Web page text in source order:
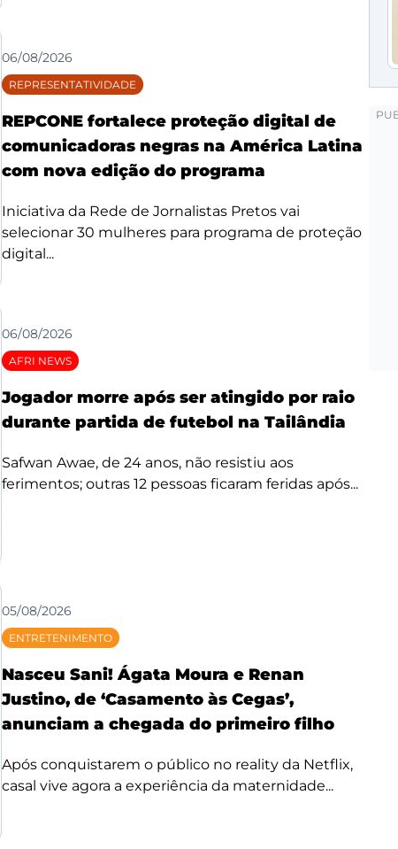
06/08/2026
REPRESENTATIVIDADE
REPCONE fortalece proteção digital de
comunicadoras negras na América Latina
com nova edição do programa
Iniciativa da Rede de Jornalistas Pretos vai
selecionar 30 mulheres para programa de proteção
digital...
06/08/2026
AFRI NEWS
Jogador morre após ser atingido por raio
durante partida de futebol na Tailândia
Safwan Awae, de 24 anos, não resistiu aos
ferimentos; outras 12 pessoas ficaram feridas após...
05/08/2026
ENTRETENIMENTO
Nasceu Sani! Ágata Moura e Renan
Justino, de ‘Casamento às Cegas’,
anunciam a chegada do primeiro filho
Após conquistarem o público no reality da Netflix,
casal vive agora a experiência da maternidade...